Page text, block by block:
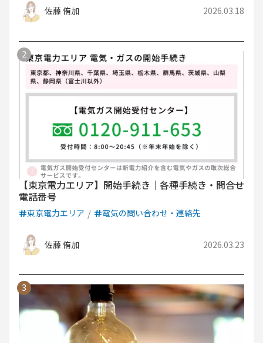
佐藤 侑加 2026.03.18
【東京電力エリア】開始手続き｜各種手続き・問合せ
電話番号
東京電力エリア 電気の問い合わせ・連絡先
佐藤 侑加 2026.03.23